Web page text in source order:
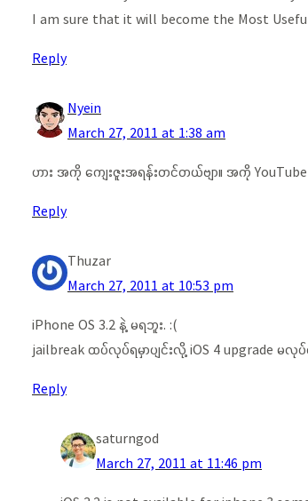
I am sure that it will become the Most
Reply
Nyein
March 27, 2011 at 1:38 am
ဟား အကို ကျေးဇူးအရန်းတင်တယ်ဗျာ။ အကို
Reply
Thuzar
March 27, 2011 at 10:53 pm
iPhone OS 3.2 နဲ့ မရဘူး. :(
jailbreak ထပ်လုပ်ရမှာပျင်းလို့ iOS 4 upgrade မလု
Reply
saturngod
March 27, 2011 at 11:46 pm